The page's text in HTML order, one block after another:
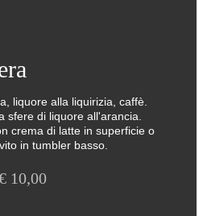
liquore alla liquirizia, caffè.
sfere di liquore all'arancia.
crema di latte in superficie o
in tumbler basso.
10,00